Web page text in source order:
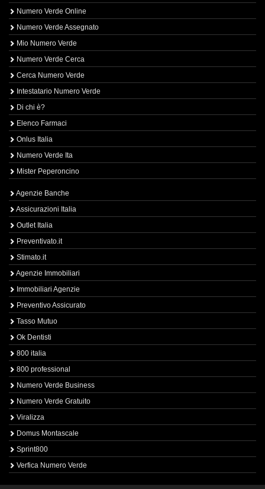
Numero Verde Online
Numero Verde Assegnato
Mio Numero Verde
Numero Verde Cerca
Cerca Numero Verde
Intestatario Numero Verde
Di chi è?
Elenco Farmaci
Onlus Italia
Numero Verde Ita
Mister Peperoncino
Agenzie Banche
Assicurazioni Italia
Outlet Italia
Preventivato.it
Stimato.it
Agenzie Immobiliari
Immobiliari Agenzie
Preventivo Assicurato
Tasso Mutuo
Ok Dentisti
800 italia
800 professional
Numero Verde Business
Numero Verde Gratuito
Viralizza
Domus Montascale
Sprint800
Verfica Numero Verde